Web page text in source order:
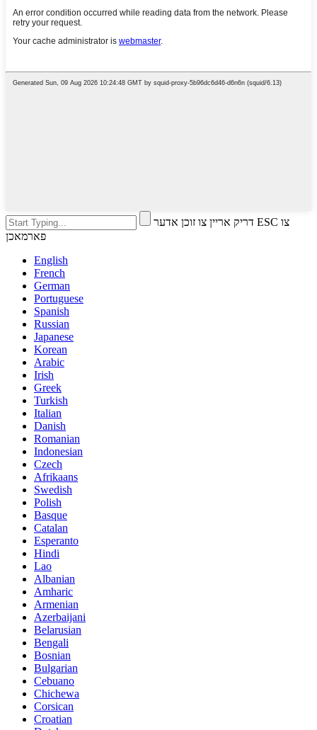
דריק אריין צו זוכן אדער ESC צו
פארמאכן
English
French
German
Portuguese
Spanish
Russian
Japanese
Korean
Arabic
Irish
Greek
Turkish
Italian
Danish
Romanian
Indonesian
Czech
Afrikaans
Swedish
Polish
Basque
Catalan
Esperanto
Hindi
Lao
Albanian
Amharic
Armenian
Azerbaijani
Belarusian
Bengali
Bosnian
Bulgarian
Cebuano
Chichewa
Corsican
Croatian